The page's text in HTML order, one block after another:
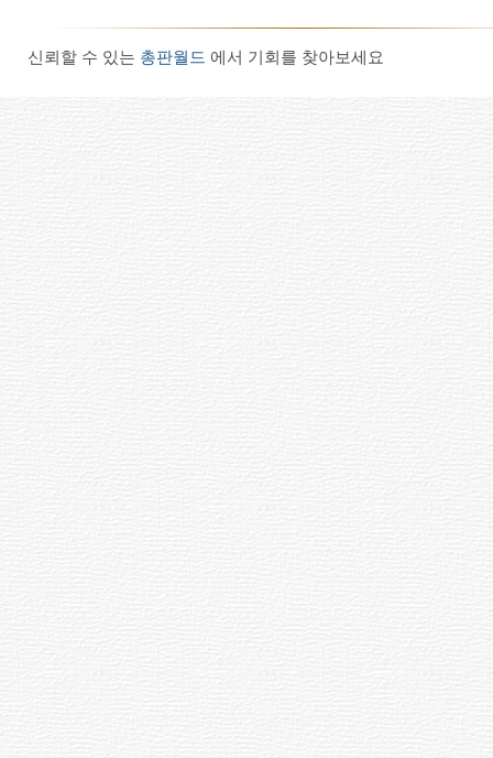
신뢰할 수 있는 총판월드 에서 기회를 찾아보세요